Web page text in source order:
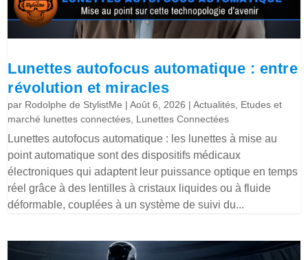
Lunettes autofocus automatique : entre
révolution et miracles
par Rodolphe de StylistMe |Août 6, 2026 |Actualités, Etudes et
marché lunettes connectées, Lunettes Connectées
Lunettes autofocus automatique : les lunettes à mise au
point automatique sont des dispositifs médicaux
électroniques qui adaptent leur puissance optique en temps
réel grâce à des lentilles à cristaux liquides ou à fluide
déformable, couplées à un système de suivi du...